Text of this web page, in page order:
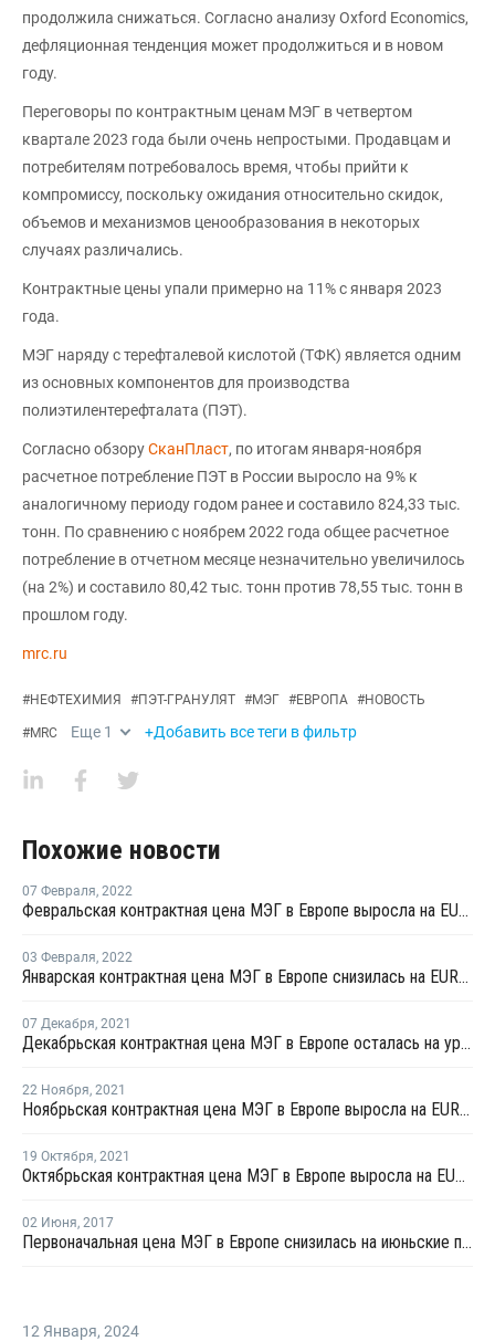
продолжила снижаться. Согласно анализу Oxford Economics,
дефляционная тенденция может продолжиться и в новом
году.
Переговоры по контрактным ценам МЭГ в четвертом
квартале 2023 года были очень непростыми. Продавцам и
потребителям потребовалось время, чтобы прийти к
компромиссу, поскольку ожидания относительно скидок,
объемов и механизмов ценообразования в некоторых
случаях различались.
Контрактные цены упали примерно на 11% с января 2023
года.
МЭГ наряду с терефталевой кислотой (ТФК) является одним
из основных компонентов для производства
полиэтилентерефталата (ПЭТ).
Согласно обзоруСканПласт, по итогам января-ноября
расчетное потребление ПЭТ в России выросло на 9% к
аналогичному периоду годом ранее и составило 824,33 тыс.
тонн. По сравнению с ноябрем 2022 года общее расчетное
потребление в отчетном месяце незначительно увеличилось
(на 2%) и составило 80,42 тыс. тонн против 78,55 тыс. тонн в
прошлом году.
mrc.ru
#НЕФТЕХИМИЯ #ПЭТ-ГРАНУЛЯТ #МЭГ #ЕВРОПА #НОВОСТЬ
#MRC Еще 1 +Добавить все теги в фильтр
Похожие новости
07 Февраля, 2022
Февральская контрактная цена МЭГ в Европе выросла на EUR15 за тонну
03 Февраля, 2022
Январская контрактная цена МЭГ в Европе снизилась на EUR35 за тонну
07 Декабря, 2021
Декабрьская контрактная цена МЭГ в Европе осталась на уровне ноября
22 Ноября, 2021
Ноябрьская контрактная цена МЭГ в Европе выросла на EUR45 за тонну
19 Октября, 2021
Октябрьская контрактная цена МЭГ в Европе выросла на EUR50 за тонну
02 Июня, 2017
Первоначальная цена МЭГ в Европе снизилась на июньские поставки на EUR10 за тонну
12 Января, 2024